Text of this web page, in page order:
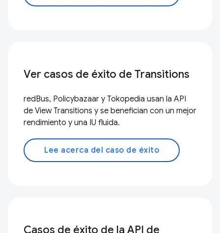
Ver casos de éxito de Transitions
redBus, Policybazaar y Tokopedia usan la API
de View Transitions y se benefician con un mejor
rendimiento y una IU fluida.
Lee acerca del caso de éxito
Casos de éxito de la API de